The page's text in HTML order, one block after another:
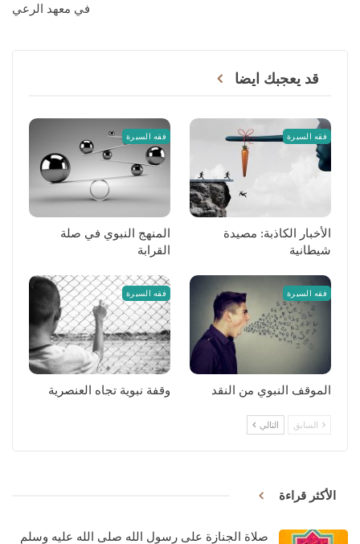
في معهد الرعي
قد يعجبك ايضا
فقه السيرة
الأخبار الكاذبة: مصيدة
شيطانية
فقه السيرة
المنهج النبوي في صلة
القرابة
فقه السيرة
الموقف النبوي من النقد
فقه السيرة
وقفة نبوية تجاه العنصرية
السابق التالي
الأكثر قراءة
صلاة الجنازة على رسول الله صلى الله عليه وسلم